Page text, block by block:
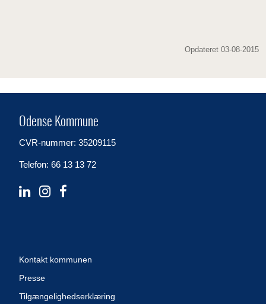
Opdateret 03-08-2015
Odense Kommune
CVR-nummer: 35209115
Telefon: 66 13 13 72
Kontakt kommunen
Presse
Tilgængelighedserklæring